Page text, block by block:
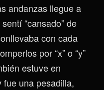
andanzas llegue a
“cansado” de
con cada
por “x” o “y”
estuve en
una pesadilla,